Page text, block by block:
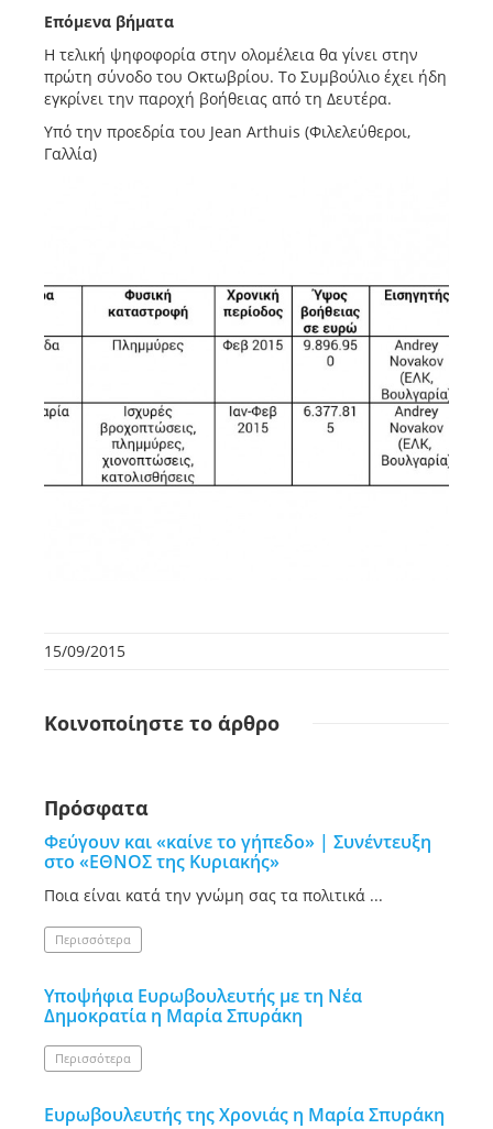
Επόμενα βήματα
Η τελική ψηφοφορία στην ολομέλεια θα γίνει στην
πρώτη σύνοδο του Οκτωβρίου. Το Συμβούλιο έχει ήδη
εγκρίνει την παροχή βοήθειας από τη Δευτέρα.
Υπό την προεδρία του Jean Arthuis (Φιλελεύθεροι,
Γαλλία)
15/09/2015
Κοινοποίηστε το άρθρο
Πρόσφατα
Φεύγουν και «καίνε το γήπεδο» | Συνέντευξη
στο «ΕΘΝΟΣ της Κυριακής»
Ποια είναι κατά την γνώμη σας τα πολιτικά ...
Περισσότερα
Υποψήφια Ευρωβουλευτής με τη Νέα
Δημοκρατία η Μαρία Σπυράκη
Περισσότερα
Ευρωβουλευτής της Χρονιάς η Μαρία Σπυράκη